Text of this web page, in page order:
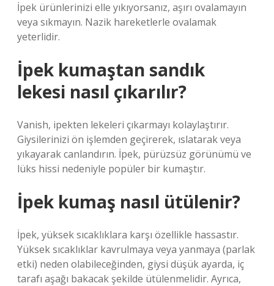
İpek ürünlerinizi elle yıkıyorsanız, aşırı ovalamayın
veya sıkmayın. Nazik hareketlerle ovalamak
yeterlidir.
İpek kumaştan sandık
lekesi nasıl çıkarılır?
Vanish, ipekten lekeleri çıkarmayı kolaylaştırır.
Giysilerinizi ön işlemden geçirerek, ıslatarak veya
yıkayarak canlandırın. İpek, pürüzsüz görünümü ve
lüks hissi nedeniyle popüler bir kumaştır.
İpek kumaş nasıl ütülenir?
İpek, yüksek sıcaklıklara karşı özellikle hassastır.
Yüksek sıcaklıklar kavrulmaya veya yanmaya (parlak
etki) neden olabileceğinden, giysi düşük ayarda, iç
tarafı aşağı bakacak şekilde ütülenmelidir. Ayrıca,